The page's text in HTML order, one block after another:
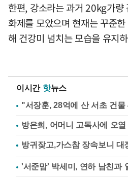
한편, 강소라는 과거 20kg가량
화제를 모았으며 현재는 꾸준
해 건강미 넘치는 모습을 유지
이시간 핫뉴스
"서장훈, 28억에 산 서초 건
방은희, 어머니 고독사에 오
'서준맘' 박세미, 연하 남친과